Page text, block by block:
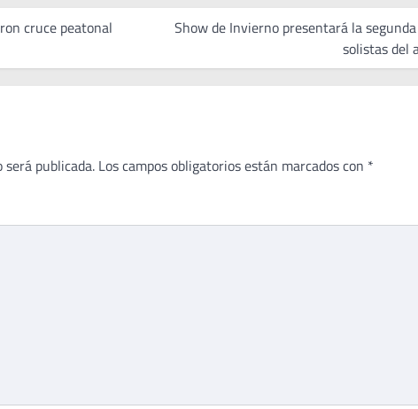
cruce peatonal
Show de Invierno presentará la
solistas del
publicada. Los campos obligatorios están marcados con *